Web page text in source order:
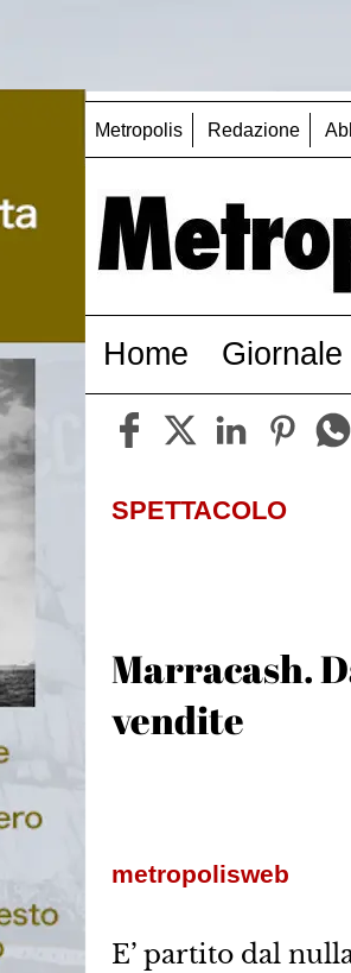
Metropolis Redazione
Home Giornale
SPETTACOLO
Marracash.
vendite
metropolisweb
E’ partito dal